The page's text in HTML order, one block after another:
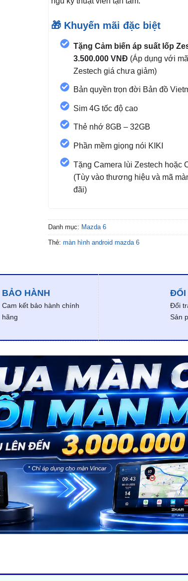
🎁 Khuyến mãi đặc biệt
Tặng Cảm biến áp suất lốp
3.500.000 VNĐ (Áp dụng với
Zestech giá chưa giảm)
Bản quyền trọn đời Bản đồ
Sim 4G tốc độ cao
Thẻ nhớ 8GB – 32GB
Phần mềm giọng nói KIKI
Tặng Camera lùi Zestech hoặc
(Tùy vào thương hiệu và mã
đãi)
Danh mục: Mazda 6
Thẻ: màn hình android mazda 6
BẢO HÀNH
Cam kết bảo hành chính
hãng
ĐỔI
Đổi
Sản